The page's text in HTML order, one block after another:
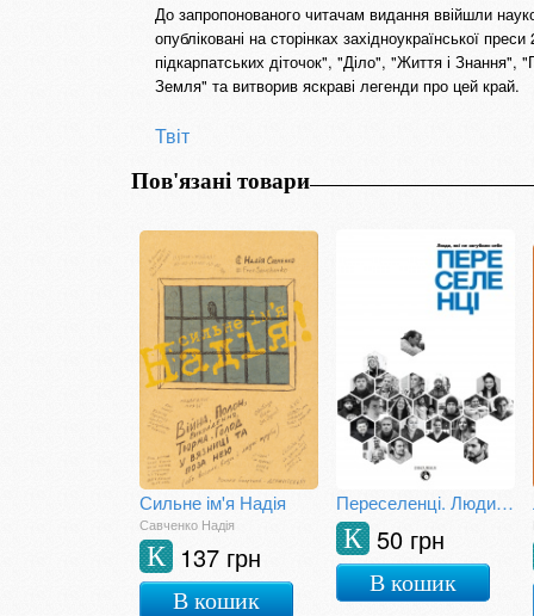
До запропонованого читачам видання ввійшли
опубліковані на сторінках західноукраїнської
підкарпатських діточок", "Діло", "Життя і
Земля" та витворив яскраві легенди про цей край.
Твіт
Пов'язані товари
Сильне ім'я Надія
Савченко Надія
137 грн
К
В кошик
Переселенці. Люди, які не загубили себе
50 грн
К
В кошик